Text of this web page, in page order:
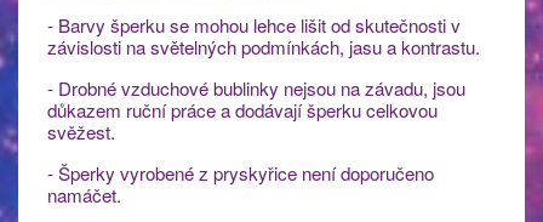
- Barvy šperku se mohou lehce lišit od skutečnosti v
závislosti na světelných podmínkách, jasu a kontrastu.
- Drobné vzduchové bublinky nejsou na závadu, jsou
důkazem ruční práce a dodávají šperku celkovou
svěžest.
- Šperky vyrobené z pryskyřice není doporučeno
namáčet.